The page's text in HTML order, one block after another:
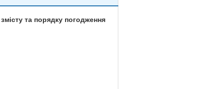
та порядку погодження